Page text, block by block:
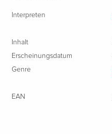
Interpreten
Inhalt
Erscheinungsdatum
Genre
EAN